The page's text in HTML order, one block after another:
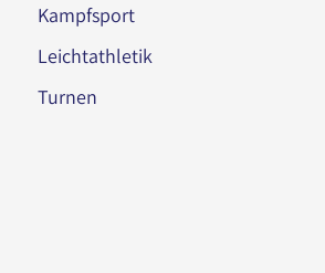
Kampfsport
Leichtathletik
Turnen